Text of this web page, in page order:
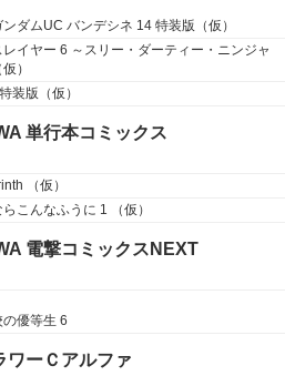
ダムUC バンデシネ 14 特装版（仮）
レイヤー 6 ～スリー・ダーティー・ニンジャ
）
装版（仮）
単行本コミックス
（仮）
こんなふうに 1 （仮）
電撃コミックスNEXT
優等生 6
ワーＣアルファ